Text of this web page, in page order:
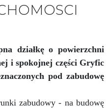
działkę o powierzchni
i spokojnej części Gryfic
pod zabudowę
zabudowy - na budowę